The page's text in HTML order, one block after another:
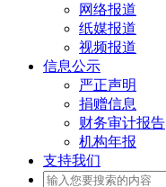
网络报道
纸媒报道
视频报道
信息公示
严正声明
捐赠信息
财务审计报告
机构年报
支持我们